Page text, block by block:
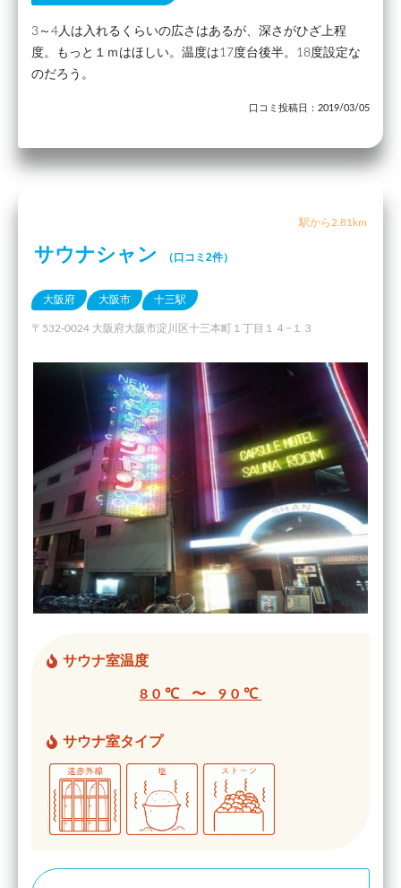
3～4人は入れるくらいの広さはあるが、深さがひざ上程
度。もっと１ｍはほしい。温度は17度台後半。18度設定な
のだろう。
口コミ投稿日：2019/03/05
駅から2.81km
サウナシャン （口コミ2件）
大阪府 大阪市 十三駅
〒532-0024 大阪府大阪市淀川区十三本町１丁目１４−１３
サウナ室温度
80℃ 〜 90℃
サウナ室タイプ